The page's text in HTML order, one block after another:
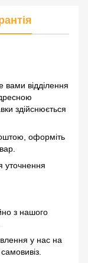
вами відділення
здійснюється
оформіть
уточнення
з нашого
у нас на